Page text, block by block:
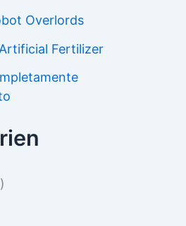
Overlords
Fertilizer